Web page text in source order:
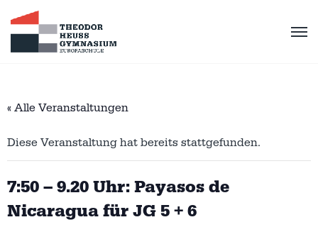
« Alle Veranstaltungen
Diese Veranstaltung hat bereits stattgefunden.
7:50 – 9.20 Uhr: Payasos de
Nicaragua für JG 5 + 6